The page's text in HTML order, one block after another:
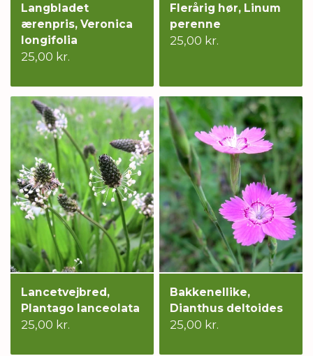
Langbladet
ærenpris, Veronica
longifolia
25,00 kr.
Flerårig hør, Linum
perenne
25,00 kr.
Lancetvejbred,
Plantago lanceolata
25,00 kr.
Bakkenellike,
Dianthus deltoides
25,00 kr.